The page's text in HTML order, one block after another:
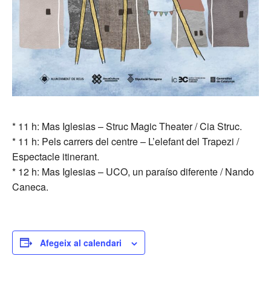
* 11 h: Mas Iglesias – Struc Magic Theater / Cia Struc.
* 11 h: Pels carrers del centre – L’elefant del Trapezi /
Espectacle itinerant.
* 12 h: Mas Iglesias – UCO, un paraíso diferente / Nando
Caneca.
Afegeix al calendari